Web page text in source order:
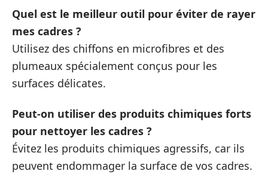
Quel est le meilleur outil pour éviter de rayer
mes cadres ?
Utilisez des chiffons en microfibres et des
plumeaux spécialement conçus pour les
surfaces délicates.
Peut-on utiliser des produits chimiques forts
pour nettoyer les cadres ?
Évitez les produits chimiques agressifs, car ils
peuvent endommager la surface de vos cadres.